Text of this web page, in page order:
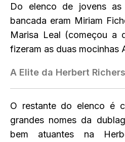
Do elenco de jovens as
bancada eram Miriam
Marisa Leal (começou a
fizeram as duas mocinhas
A Elite da Herbert
O restante do elenco é
grandes nomes da
bem atuantes na